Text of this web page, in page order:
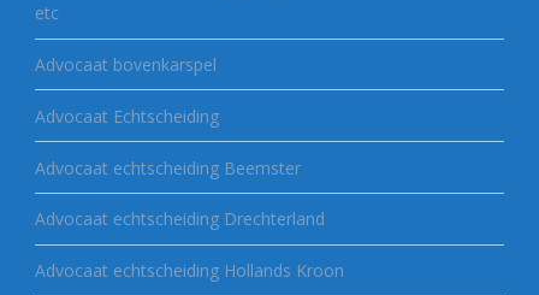
etc
Advocaat bovenkarspel
Advocaat Echtscheiding
Advocaat echtscheiding Beemster
Advocaat echtscheiding Drechterland
Advocaat echtscheiding Hollands Kroon